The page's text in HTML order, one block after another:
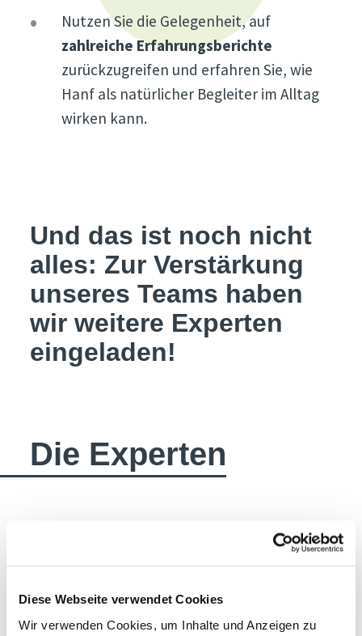
Diese Webseite verwendet Cookies
Wir verwenden Cookies, um Inhalte und Anzeigen zu
Nutzen Sie die Gelegenheit, auf
zahlreiche Erfahrungsberichte
zurückzugreifen und erfahren Sie, wie
Hanf als natürlicher Begleiter im Alltag
wirken kann.
Und das ist noch nicht
alles: Zur Verstärkung
unseres Teams haben
wir weitere Experten
eingeladen!
Die Experten
Wechseljahrberaterin &